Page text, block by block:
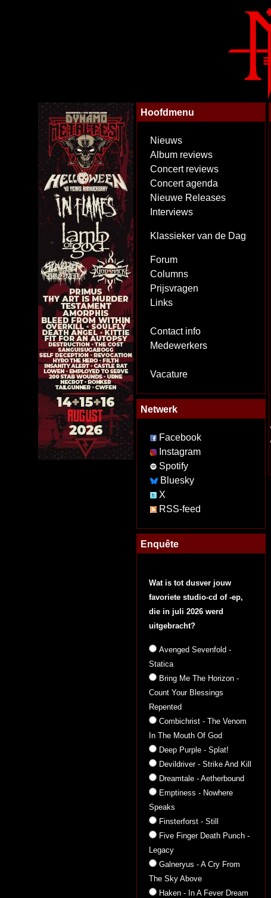
Hoofdmenu
Nieuws
Album reviews
Concert reviews
Concert agenda
Nieuwe Releases
Interviews
Klassieker van de Dag
Forum
Columns
Prijsvragen
Links
Contact info
Medewerkers
Vacature
Netwerk
Facebook
Instagram
Spotify
Bluesky
X
RSS-feed
Enquête
Wat is tot dusver jouw
favoriete studio-cd of -ep,
die in juli 2026 werd
uitgebracht?
Avenged Sevenfold -
Statica
Bring Me The Horizon -
Count Your Blessings
Repented
Combichrist - The Venom
In The Mouth Of God
Deep Purple - Splat!
Devildriver - Strike And Kill
Dreamtale - Aetherbound
Emptiness - Nowhere
Speaks
Finsterforst - Still
Five Finger Death Punch -
Legacy
Galneryus - A Cry From
The Sky Above
Haken - In A Fever Dream